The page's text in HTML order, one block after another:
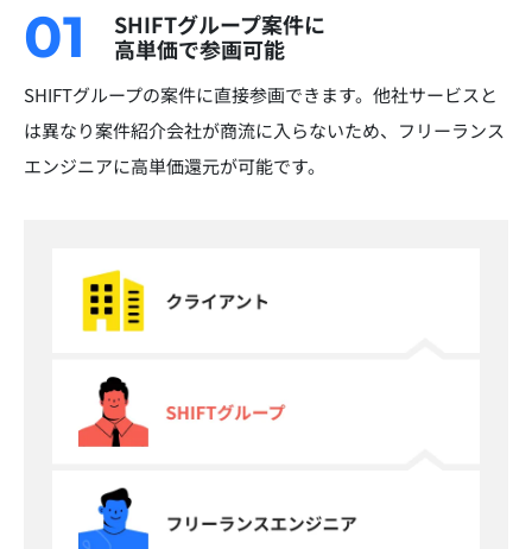
01
SHIFTグループ案件に
高単価で参画可能
SHIFTグループの案件に直接参画できます。他社サービスと
は異なり案件紹介会社が商流に入らないため、フリーランス
エンジニアに高単価還元が可能です。​​